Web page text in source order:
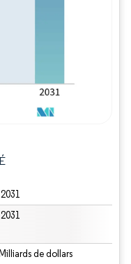
de dollars